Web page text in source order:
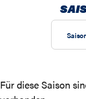
Für diese Saison